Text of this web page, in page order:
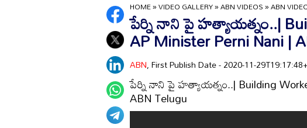
HOME»VIDEO GALLERY»ABN VIDEOS»ABN
పేర్ని నాని పై హత్యాయత్నం..|
AP Minister Perni Nani |
ABN, First Publish Date - 2020-11-
పేర్ని నాని పై హత్యాయత్నం..| Building
ABN Telugu